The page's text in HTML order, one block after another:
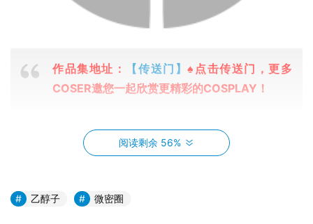
作品集地址： 【传送门】♠点击传送门，更多
COSER邀您一起欣赏更精彩的COSPLAY！
一天，乙醇子在做一项关于量子物理的实验。他通过高精密
的仪器和复杂的计算，试图观察一个微小的粒子。然而，当
微小的粒子似乎在同一时间出现在两个地方。
阅读剩余 56%
乙醇子 微密圈